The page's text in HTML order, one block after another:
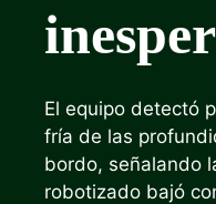
El equipo detectó
fría de las
bordo, señalando
robotizado bajó